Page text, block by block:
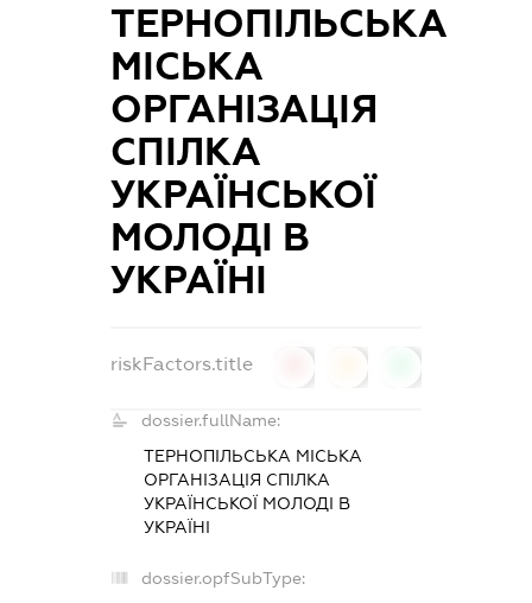
ТЕРНОПІЛЬСЬКА
МІСЬКА
ОРГАНІЗАЦІЯ
СПІЛКА
УКРАЇНСЬКОЇ
МОЛОДІ В
УКРАЇНІ
riskFactors.title
dossier.fullName:
ТЕРНОПІЛЬСЬКА МІСЬКА
ОРГАНІЗАЦІЯ СПІЛКА
УКРАЇНСЬКОЇ МОЛОДІ В
УКРАЇНІ
dossier.opfSubType: